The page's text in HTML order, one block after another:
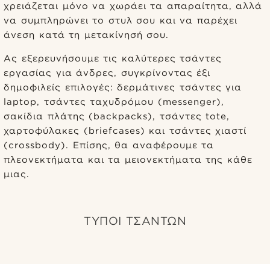
χρειάζεται μόνο να χωράει τα απαραίτητα, αλλά
να συμπληρώνει το στυλ σου και να παρέχει
άνεση κατά τη μετακίνησή σου.
Ας εξερευνήσουμε τις καλύτερες τσάντες
εργασίας για άνδρες, συγκρίνοντας έξι
δημοφιλείς επιλογές: δερμάτινες τσάντες για
laptop, τσάντες ταχυδρόμου (messenger),
σακίδια πλάτης (backpacks), τσάντες tote,
χαρτοφύλακες (briefcases) και τσάντες χιαστί
(crossbody). Επίσης, θα αναφέρουμε τα
πλεονεκτήματα και τα μειονεκτήματα της κάθε
μιας.
ΤΎΠΟΙ ΤΣΑΝΤΏΝ